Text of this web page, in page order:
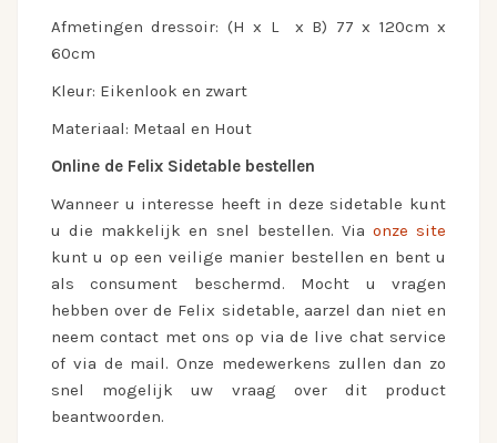
Afmetingen dressoir: (H x L x B) 77 x 120cm x
60cm
Kleur: Eikenlook en zwart
Materiaal: Metaal en Hout
Online de Felix Sidetable bestellen
Wanneer u interesse heeft in deze sidetable kunt
u die makkelijk en snel bestellen. Via onze site
kunt u op een veilige manier bestellen en bent u
als consument beschermd. Mocht u vragen
hebben over de Felix sidetable, aarzel dan niet en
neem contact met ons op via de live chat service
of via de mail. Onze medewerkens zullen dan zo
snel mogelijk uw vraag over dit product
beantwoorden.